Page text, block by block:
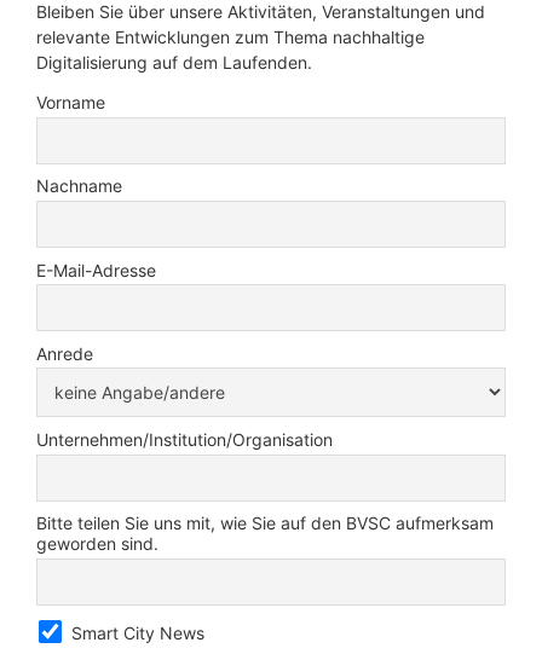
Bleiben Sie über unsere Aktivitäten, Veranstaltungen und
relevante Entwicklungen zum Thema nachhaltige
Digitalisierung auf dem Laufenden.
Vorname
Nachname
E-Mail-Adresse
Anrede
Unternehmen/Institution/Organisation
Bitte teilen Sie uns mit, wie Sie auf den BVSC aufmerksam
geworden sind.
Smart City News